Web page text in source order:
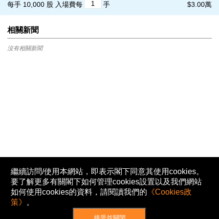
$3.00萬
每手 10,000 股 入場費每 手
相關新聞
沒有相關新聞
繼續訪問/使用本網站，即表示閣下同意其使用cookies。
要了解更多有關閣下如何管理cookies設置以及我們網站
如何使用cookies的資料，請閱讀我們的 《Cookies政
策》 。